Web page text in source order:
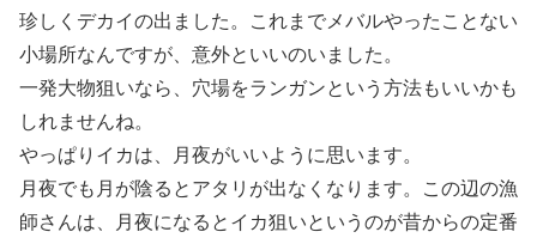
珍しくデカイの出ました。これまでメバルやったことない
小場所なんですが、意外といいのいました。
一発大物狙いなら、穴場をランガンという方法もいいかも
しれませんね。
やっぱりイカは、月夜がいいように思います。
月夜でも月が陰るとアタリが出なくなります。この辺の漁
師さんは、月夜になるとイカ狙いというのが昔からの定番